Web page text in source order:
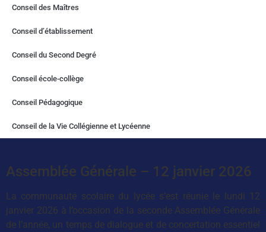
Conseil des Maîtres
Conseil d’établissement
Conseil du Second Degré
Conseil école-collège
Conseil Pédagogique
Conseil de la Vie Collégienne et Lycéenne
Assemblée Générale – 12 janvier 2026
La communauté scolaire du lycée s’est réunie le lundi 12
janvier 2026 à l’occasion de la seconde Assemblée Générale
de l’année, un temps de dialogue et de concertation essentiel